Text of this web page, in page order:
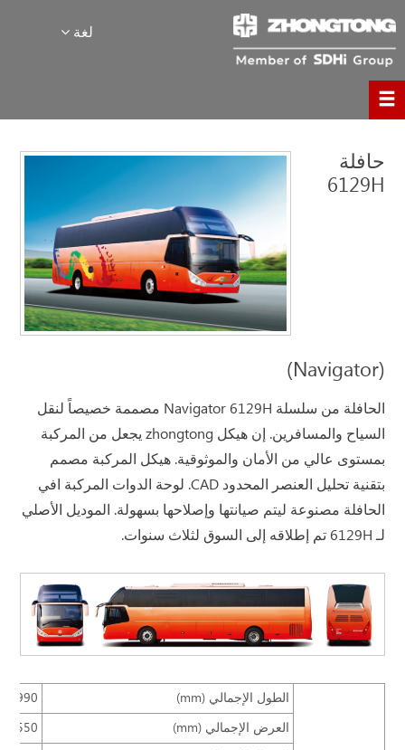
لغة
حافلة
6129H
(Navigator)
الحافلة من سلسلة Navigator 6129H مصممة خصيصاً لنقل
السياح والمسافرين. إن هيكل zhongtong يجعل من المركبة
بمستوى عالي من الأمان والموثوقية. هيكل المركبة مصمم
بتقنية تحليل العنصر المحدود CAD. لوحة الدوات المركبة افي
الحافلة مصنوعة ليتم صيانتها وإصلاحها بسهولة. الموديل الأصلي
لـ 6129H تم إطلاقه إلى السوق لثلاث سنوات.
الطول الإجمالي (mm)
11990
العرض الإجمالي (mm)
2550